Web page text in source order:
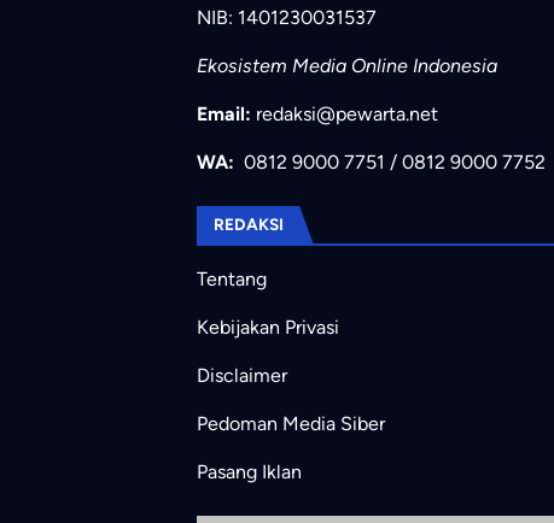
NIB: 1401230031537
Ekosistem Media Online Indonesia
Email: redaksi@pewarta.net
WA: 0812 9000 7751 / 0812 9000 7752
REDAKSI
Tentang
Kebijakan Privasi
Disclaimer
Pedoman Media Siber
Pasang Iklan